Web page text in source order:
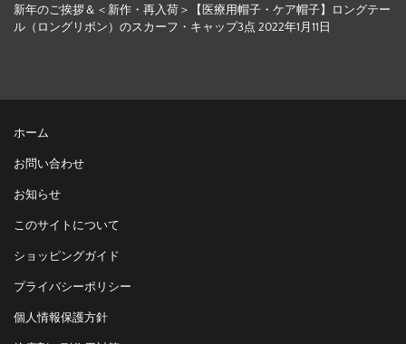
新年のご挨拶＆＜新作・再入荷＞【医療用帽子・ケア帽子】ロングテー
ル（ロングリボン）のスカーフ・キャップ3点 2022年1月11日
ホーム
お問い合わせ
お知らせ
このサイトについて
ショッピングガイド
プライバシーポリシー
個人情報保護方針